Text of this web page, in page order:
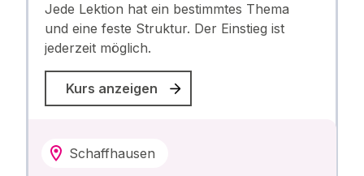
Jede Lektion hat ein bestimmtes Thema
und eine feste Struktur. Der Einstieg ist
jederzeit möglich.
Kurs anzeigen
Schaffhausen